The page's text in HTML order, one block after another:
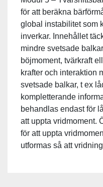
för att beräkna
global instabilitet som
inverkar. Innehållet
mindre svetsade
böjmoment, tvärkraft
krafter och interaktion
svetsade balkar, t ex
kompletterande
behandlas endast för
att uppta vridmoment.
för att uppta
utformas så att